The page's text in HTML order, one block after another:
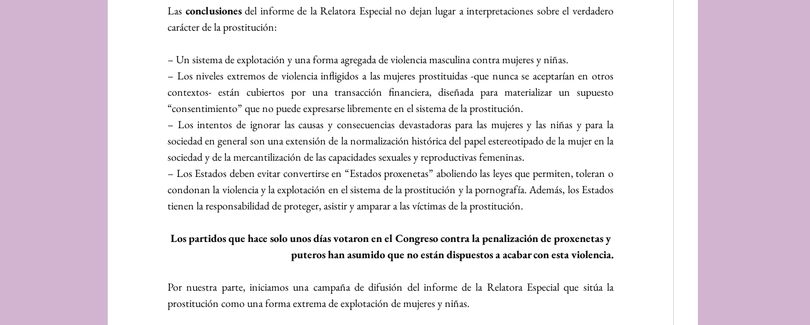
Las conclusiones del informe de la Relatora Especial no dejan lugar a interpretaciones sobre el verdadero
carácter de la prostitución:
– Un sistema de explotación y una forma agregada de violencia masculina contra mujeres y niñas.
– Los niveles extremos de violencia infligidos a las mujeres prostituidas -que nunca se aceptarían en otros
contextos- están cubiertos por una transacción financiera, diseñada para materializar un supuesto
“consentimiento” que no puede expresarse libremente en el sistema de la prostitución.
– Los intentos de ignorar las causas y consecuencias devastadoras para las mujeres y las niñas y para la
sociedad en general son una extensión de la normalización histórica del papel estereotipado de la mujer en la
sociedad y de la mercantilización de las capacidades sexuales y reproductivas femeninas.
– Los Estados deben evitar convertirse en “Estados proxenetas” aboliendo las leyes que permiten, toleran o
condonan la violencia y la explotación en el sistema de la prostitución y la pornografía. Además, los Estados
tienen la responsabilidad de proteger, asistir y amparar a las víctimas de la prostitución.
Los partidos que hace solo unos días votaron en el Congreso contra la penalización de proxenetas y
puteros han asumido que no están dispuestos a acabar con esta violencia.
Por nuestra parte, iniciamos una campaña de difusión del informe de la Relatora Especial que sitúa la
prostitución como una forma extrema de explotación de mujeres y niñas.